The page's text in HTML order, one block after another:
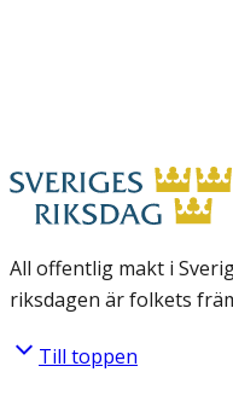
All offentlig makt i
riksdagen är folkets
Till toppen